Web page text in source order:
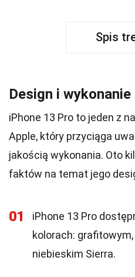
Spis
Design i wykonanie
iPhone 13 Pro to jeden z
Apple, który przyciąga
jakością wykonania. Oto
faktów na temat jego
01
iPhone 13 Pro
kolorach:
niebieskim Sierra.